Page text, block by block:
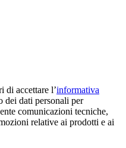
di accettare l’informativa
dei dati personali per
comunicazioni tecniche,
relative ai prodotti e ai